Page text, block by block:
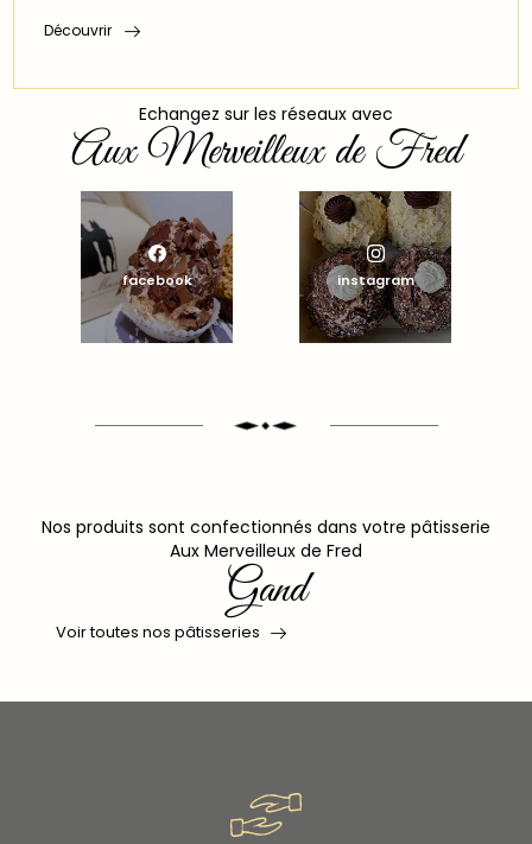
Découvrir
Echangez sur les réseaux avec
Aux Merveilleux de Fred
facebook instagram
Nos produits sont confectionnés dans votre pâtisserie
Aux Merveilleux de Fred
Gand
Voir toutes nos pâtisseries